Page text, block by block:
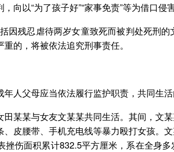
向以“为了孩子好”“家事免责”等为借口侵
因残忍虐待两岁女童致死而被判处死刑
的，将被依法追究刑事责任。
人父母应当依法履行监护职责，共同生
某某与女友文某某共同生活。其间，文
皮腰带、手机充电线等暴力殴打女孩。
伤面积累计832.5平方厘米，系在全身